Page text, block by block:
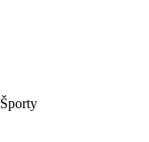
Športy